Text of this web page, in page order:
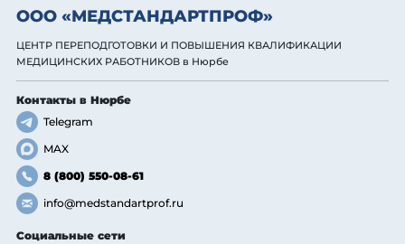
ООО «МЕДСТАНДАРТПРОФ»
ЦЕНТР ПЕРЕПОДГОТОВКИ И ПОВЫШЕНИЯ КВАЛИФИКАЦИИ
МЕДИЦИНСКИХ РАБОТНИКОВ в Нюрбе
Контакты в Нюрбе
Telegram
MAX
8 (800) 550-08-61
info@medstandartprof.ru
Социальные сети